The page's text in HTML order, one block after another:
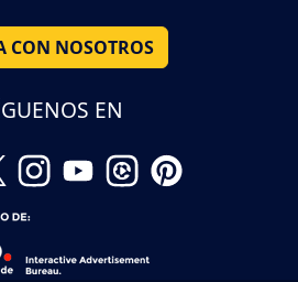
CON NOSOTROS
EN